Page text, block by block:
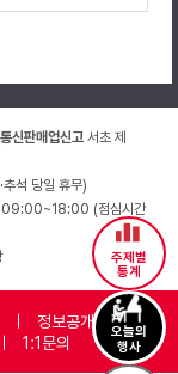
주제별
통계
오늘의
행사
통신판매업신고서초 제
석 당일 휴무)
(점심시간
정보공개
1:1문의